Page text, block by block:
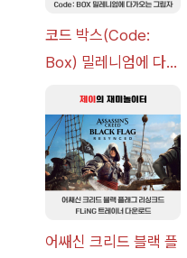
코드 박스(Code:
Box) 밀레니엄에 다가
략 [복각] | 블루 아카
이브
어쌔신 크리드 블랙 플